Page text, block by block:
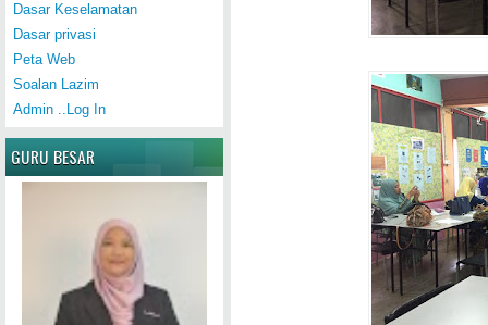
Dasar Keselamatan
Dasar privasi
Peta Web
Soalan Lazim
Admin ..Log In
GURU BESAR